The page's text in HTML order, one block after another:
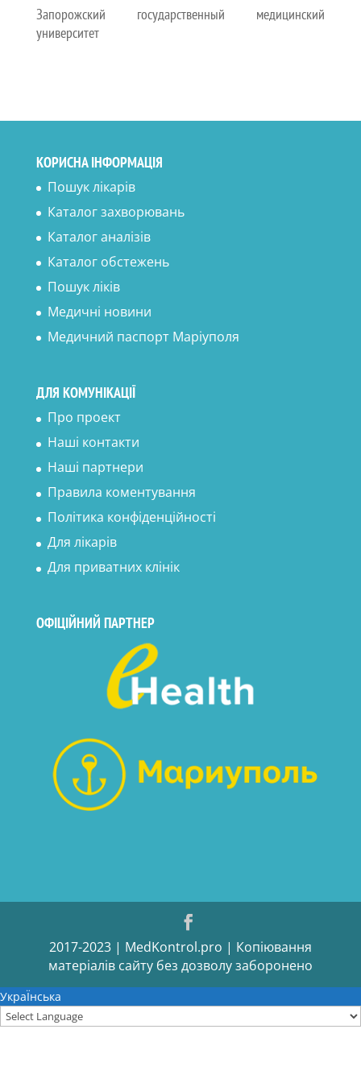
Запорожский государственный медицинский
университет
КОРИСНА ІНФОРМАЦІЯ
Пошук лікарів
Каталог захворювань
Каталог аналізів
Каталог обстежень
Пошук ліків
Медичні новини
Медичний паспорт Маріуполя
ДЛЯ КОМУНІКАЦІЇ
Про проект
Наші контакти
Наші партнери
Правила коментування
Політика конфіденційності
Для лікарів
Для приватних клінік
ОФІЦІЙНИЙ ПАРТНЕР
2017-2023 | MedKontrol.pro | Копіювання
матеріалів сайту без дозволу заборонено
УкраЇнська